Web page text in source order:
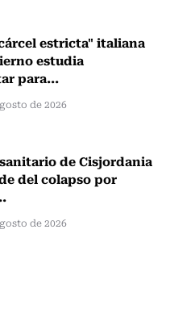
estricta" italiana
estudia
para...
de 2026
de Cisjordania
del colapso por
de 2026